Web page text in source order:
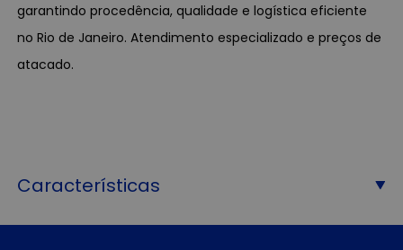
garantindo procedência, qualidade e logística eficiente
no Rio de Janeiro. Atendimento especializado e preços de
atacado.
Características